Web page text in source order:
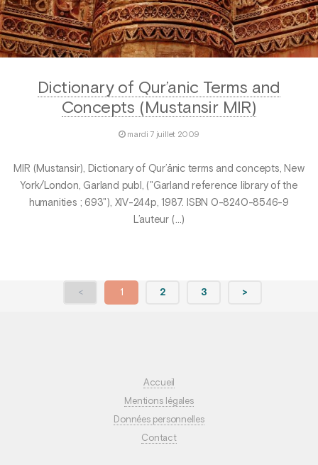
Dictionary of Qur’anic Terms and
Concepts (Mustansir MIR)
mardi 7 juillet 2009
MIR (Mustansir), Dictionary of Qur’ānic terms and concepts, New
York/London, Garland publ, ("Garland reference library of the
humanities ; 693"), XIV-244p, 1987. ISBN 0-8240-8546-9
L’auteur (…)
< 1 2 3 >
Accueil
Mentions légales
Données personnelles
Contact